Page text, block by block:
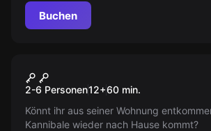
Herausforderung lieben.
Buchen
Neu
Der Kannibale
2-6 Personen12+60 min.
Könnt ihr aus seiner Wohnung
Kannibale wieder nach Hause kommt?